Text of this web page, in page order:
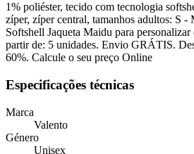
1% poliéster, tecido com tecnologia
zíper, zíper central, tamanhos adultos: S
Softshell Jaqueta Maidu para
partir de: 5 unidades. Envio GRÁTIS.
60%. Calcule o seu preço Online
Especificações técnicas
Marca
Valento
Género
Unisex